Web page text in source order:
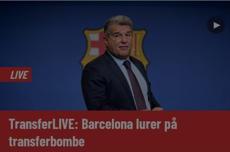
►
LIVE
TransferLIVE: Barcelona lurer på
transferbombe